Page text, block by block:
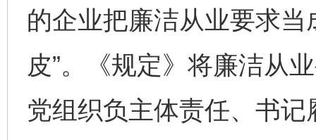
的企业把廉洁从业要求当
皮”。《规定》将廉洁从
党组织负主体责任、书